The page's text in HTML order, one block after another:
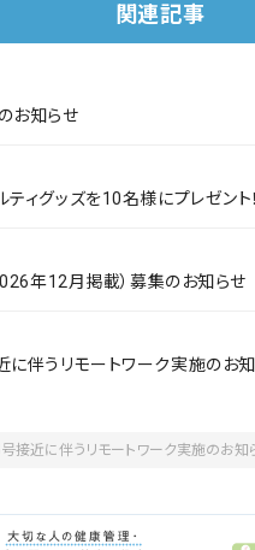
関連記事
お知らせ
ィグッズを10名様にプレゼント！
年12月掲載）募集のお知らせ
に伴うリモートワーク実施のお
接近に伴うリモートワーク実施のお知